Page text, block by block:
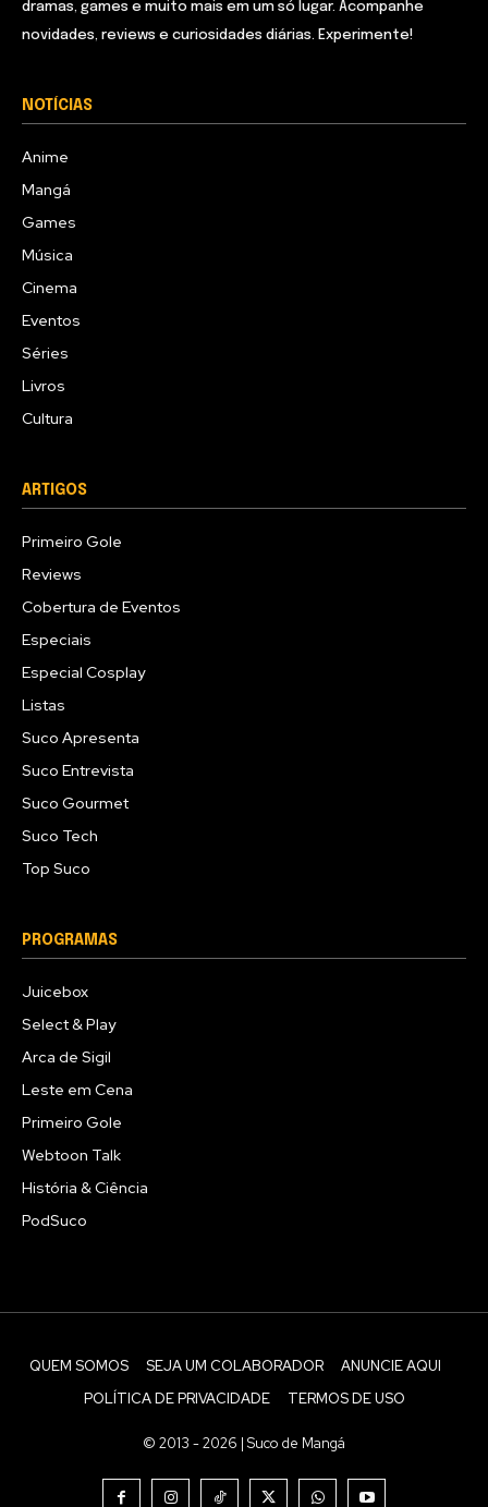
dramas, games e muito mais em um só lugar. Acompanhe
novidades, reviews e curiosidades diárias. Experimente!
NOTÍCIAS
Anime
Mangá
Games
Música
Cinema
Eventos
Séries
Livros
Cultura
ARTIGOS
Primeiro Gole
Reviews
Cobertura de Eventos
Especiais
Especial Cosplay
Listas
Suco Apresenta
Suco Entrevista
Suco Gourmet
Suco Tech
Top Suco
PROGRAMAS
Juicebox
Select & Play
Arca de Sigil
Leste em Cena
Primeiro Gole
Webtoon Talk
História & Ciência
PodSuco
QUEM SOMOS SEJA UM COLABORADOR
ANUNCIE AQUI
POLÍTICA DE PRIVACIDADE
TERMOS DE USO
© 2013 - 2026 | Suco de Mangá